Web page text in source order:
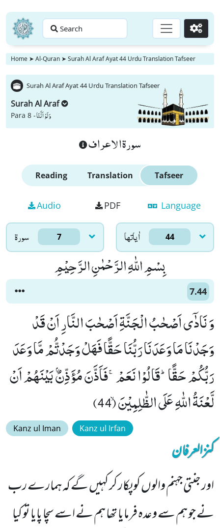
Search Go
Home ➤ Al-Quran ➤ Surah Al Araf Ayat 44 Urdu Translation Tafseer
Surah Al Araf Ayat 44 Urdu Translation Tafseer
Surah Al Araf
Para 8 -وَ لَوْ اَنَّنَا
سورة الاعراف
Reading Translation Tafseer
Audio PDF Language
سورۃ 7 اٰياتها 44
بِسْمِ اللّٰهِ الرَّحْمٰنِ الرَّحِیْمِ
7.44
وَ نَادٰۤى اَصْحٰبُ الْجَنَّةِ اَصْحٰبَ النَّارِ اَنْ قَدْ
وَجَدْنَا مَا وَعَدَنَا رَبُّنَا حَقًّا فَهَلْ وَجَدْتُّمْ مَّا وَعَدَ
رَبُّكُمْ حَقًّاؕ-قَالُوْا نَعَمْۚ-فَاَذَّنَ مُؤَذِّنٌۢ بَیْنَهُمْ اَنْ
لَّعْنَةُ اللّٰهِ عَلَى الظّٰلِمِیْنَۙ (44)
Kanz ul Iman Kanz ul Irfan
کنزالعرفان
اور جنتی جہنم والوں کو پکار کر کہیں گے کہ ہمارے رب
نے جو ہم سے وعدہ فرمایا تھا ہم نے اسے سچا پایا تو کیا